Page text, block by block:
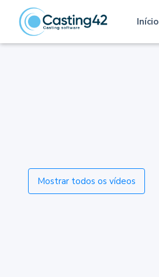
Início
(atual)
Mostrar todos os vídeos